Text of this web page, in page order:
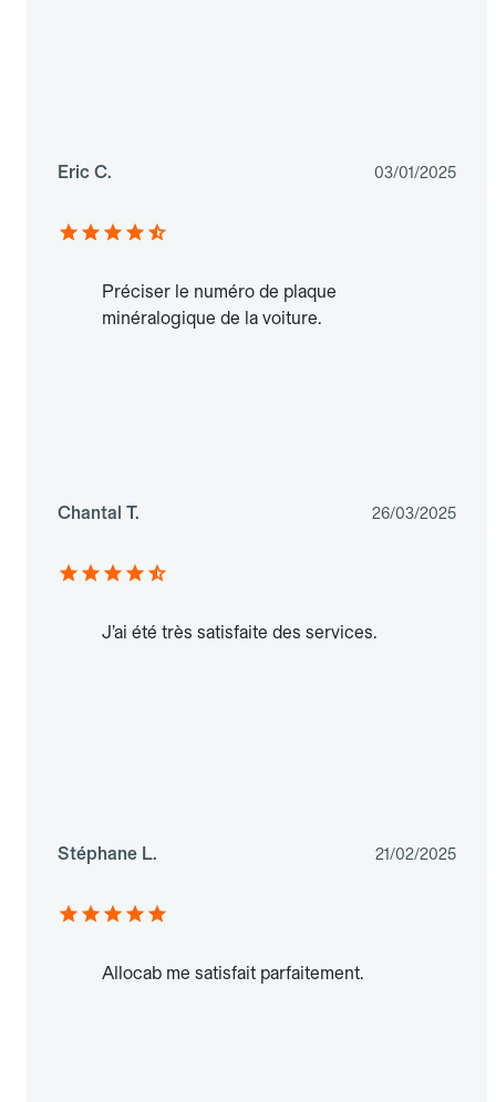
Eric C. 03/01/2025
Préciser le numéro de plaque
minéralogique de la voiture.
Chantal T. 26/03/2025
J’ai été très satisfaite des services.
Stéphane L. 21/02/2025
Allocab me satisfait parfaitement.